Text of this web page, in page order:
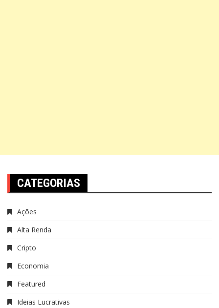
CATEGORIAS
Ações
Alta Renda
Cripto
Economia
Featured
Ideias Lucrativas